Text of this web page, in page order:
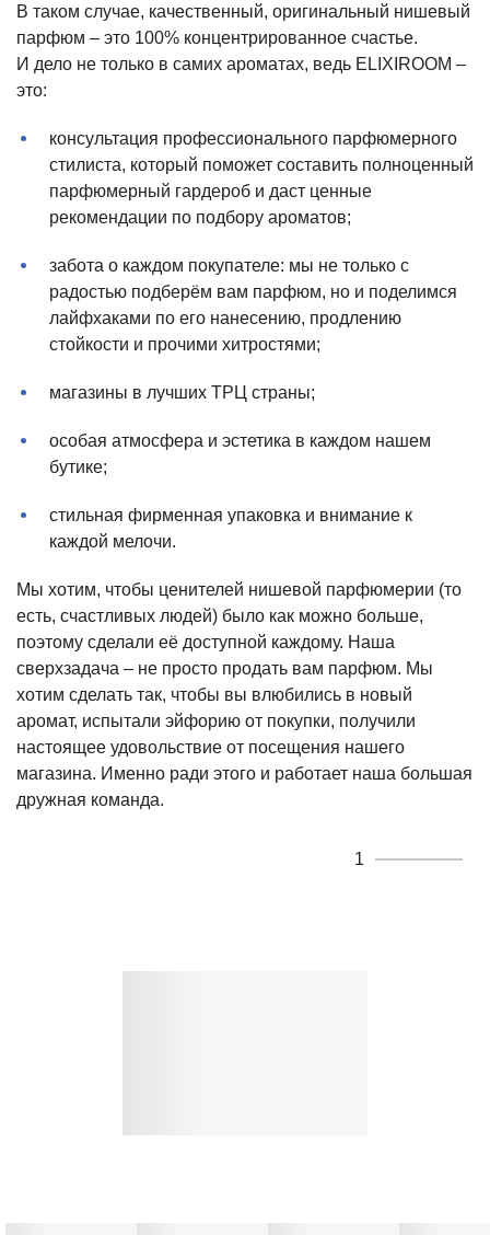
В таком случае, качественный, оригинальный нишевый
парфюм – это 100% концентрированное счастье.
И дело не только в самих ароматах, ведь ELIXIROOM –
это:
консультация профессионального парфюмерного
стилиста, который поможет составить полноценный
парфюмерный гардероб и даст ценные
рекомендации по подбору ароматов;
забота о каждом покупателе: мы не только с
радостью подберём вам парфюм, но и поделимся
лайфхаками по его нанесению, продлению
стойкости и прочими хитростями;
магазины в лучших ТРЦ страны;
особая атмосфера и эстетика в каждом нашем
бутике;
стильная фирменная упаковка и внимание к
каждой мелочи.
Мы хотим, чтобы ценителей нишевой парфюмерии (то
есть, счастливых людей) было как можно больше,
поэтому сделали её доступной каждому. Наша
сверхзадача – не просто продать вам парфюм. Мы
хотим сделать так, чтобы вы влюбились в новый
аромат, испытали эйфорию от покупки, получили
настоящее удовольствие от посещения нашего
магазина. Именно ради этого и работает наша большая
дружная команда.
1